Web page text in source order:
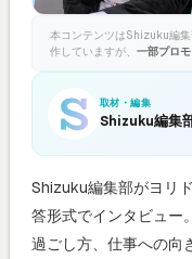
本コンテンツはShizuku編
作していますが、 一部プロ
取材・編集
Shizuku編集
Shizuku編集部がヨリ
答形式でインタビュー
過ごし方、仕事への向